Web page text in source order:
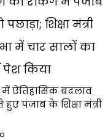
शिक्षा मंत्री
में चार सालों का
पेश किया
में ऐतिहासिक बदलाव
पंजाब के शिक्षा मंत्री